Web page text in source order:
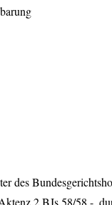
des
BJs 58/58 -,